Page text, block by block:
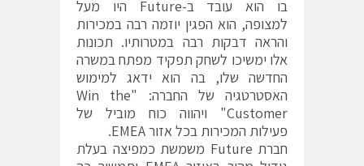
בו הוא עובד ב-Future היו מעל
למצופה, הוא הפגין יוזמה רבה במכירות
והראה דבקות רבה במטרותיו. תכונות
אלו ימשיכו לשחק תפקיד מפתח במשרה
החדשה שלו, בה הוא ידאג למימוש
האסטרטגיה של החברה: "Win the
Customer" ויהווה כוח מוביל של
פעילות המכירות בכל אזור EMEA.
חברת Future משמשת כמפיצה בעלת